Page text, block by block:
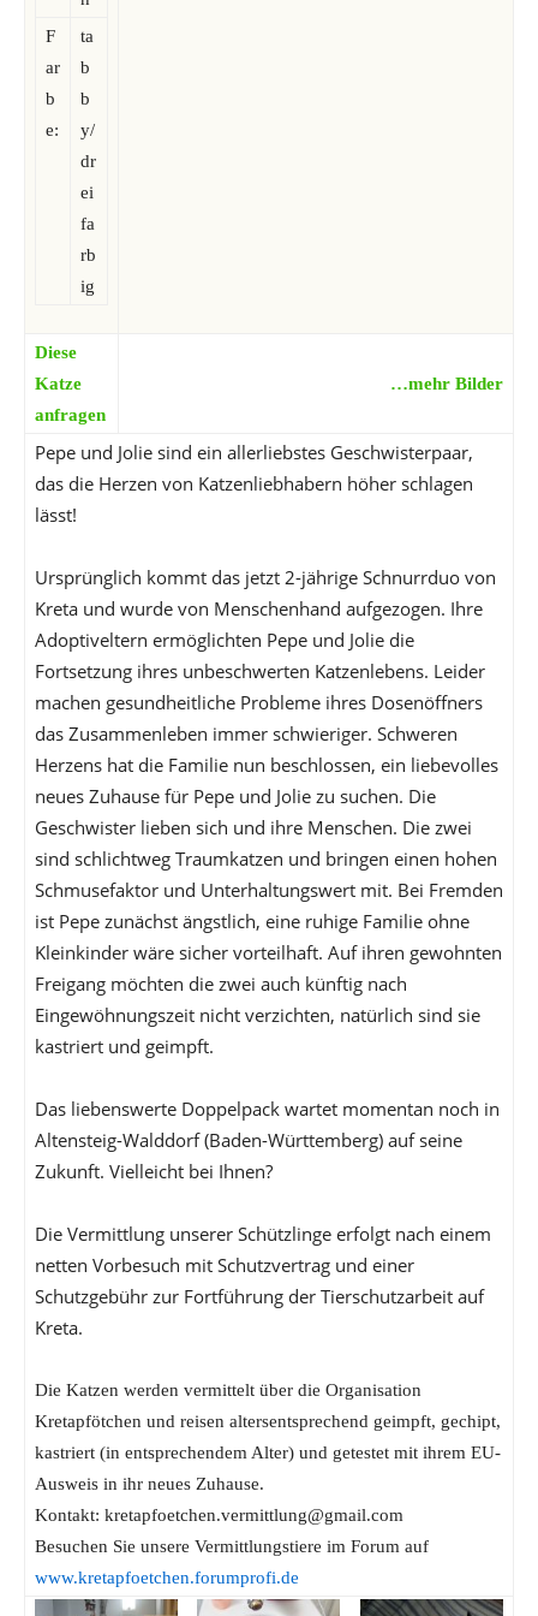
F
ar
b
e:
ta
b
b
y/
dr
ei
fa
rb
ig
Diese
Katze
anfragen
…mehr Bilder
Pepe und Jolie sind ein allerliebstes Geschwisterpaar,
das die Herzen von Katzenliebhabern höher schlagen
lässt!
Ursprünglich kommt das jetzt 2-jährige Schnurrduo von
Kreta und wurde von Menschenhand aufgezogen. Ihre
Adoptiveltern ermöglichten Pepe und Jolie die
Fortsetzung ihres unbeschwerten Katzenlebens. Leider
machen gesundheitliche Probleme ihres Dosenöffners
das Zusammenleben immer schwieriger. Schweren
Herzens hat die Familie nun beschlossen, ein liebevolles
neues Zuhause für Pepe und Jolie zu suchen. Die
Geschwister lieben sich und ihre Menschen. Die zwei
sind schlichtweg Traumkatzen und bringen einen hohen
Schmusefaktor und Unterhaltungswert mit. Bei Fremden
ist Pepe zunächst ängstlich, eine ruhige Familie ohne
Kleinkinder wäre sicher vorteilhaft. Auf ihren gewohnten
Freigang möchten die zwei auch künftig nach
Eingewöhnungszeit nicht verzichten, natürlich sind sie
kastriert und geimpft.
Das liebenswerte Doppelpack wartet momentan noch in
Altensteig-Walddorf (Baden-Württemberg) auf seine
Zukunft. Vielleicht bei Ihnen?
Die Vermittlung unserer Schützlinge erfolgt nach einem
netten Vorbesuch mit Schutzvertrag und einer
Schutzgebühr zur Fortführung der Tierschutzarbeit auf
Kreta.
Die Katzen werden vermittelt über die Organisation
Kretapfötchen und reisen altersentsprechend geimpft, gechipt,
kastriert (in entsprechendem Alter) und getestet mit ihrem EU-
Ausweis in ihr neues Zuhause.
Kontakt: kretapfoetchen.vermittlung@gmail.com
Besuchen Sie unsere Vermittlungstiere im Forum auf
www.kretapfoetchen.forumprofi.de